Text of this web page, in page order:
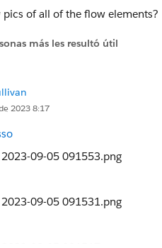
pics of all of the flow elements?
más les resultó útil
2023 8:17